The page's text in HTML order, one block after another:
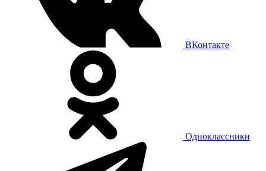
ВКонтакте
Одноклассники